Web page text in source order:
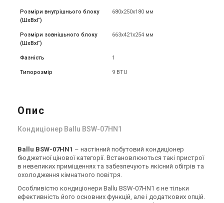
Розміри внутрішнього блоку
(ШxВxГ)
680x250x180 мм
Розміри зовнішьного блоку
(ШxВxГ)
663x421x254 мм
Фазність 1
Типорозмір 9 BTU
Опис
Кондиціонер Ballu BSW-07HN1
Ballu BSW-07HN1 – настінний побутовий кондиціонер
бюджетної цінової категорії. Встановлюються такі пристрої
в невеликих приміщеннях та забезпечують якісний обігрів та
охолодження кімнатного повітря.
Особливістю кондиціонери Ballu BSW-07HN1 є не тільки
ефективність його основних функцій, але і додаткових опцій.